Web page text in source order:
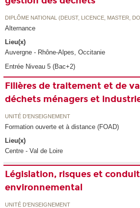
DIPLÔME NATIONAL (DEUST, LICENCE, MASTER,
Alternance
Lieu(x)
Auvergne - Rhône-Alpes, Occitanie
Entrée Niveau 5 (Bac+2)
Filières de traitement et de
déchets ménagers et
UNITÉ D’ENSEIGNEMENT
Formation ouverte et à distance (FOAD)
Lieu(x)
Centre - Val de Loire
Législation, risques et
environnemental
UNITÉ D’ENSEIGNEMENT